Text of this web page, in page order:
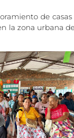
de
la zona urbana